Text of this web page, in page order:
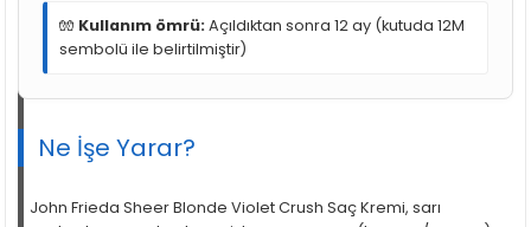
🧤 Kullanım ömrü: Açıldıktan sonra 12 ay (kutuda 12M
sembolü ile belirtilmiştir)
Ne İşe Yarar?
John Frieda Sheer Blonde Violet Crush Saç Kremi, sarı